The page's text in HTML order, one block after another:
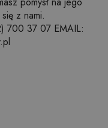
z nami.
700 37 07 EMAIL: